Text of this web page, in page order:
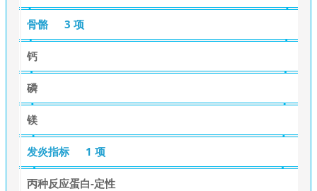
骨骼 3 项
钙
磷
镁
发炎指标 1 项
丙种反应蛋白-定性